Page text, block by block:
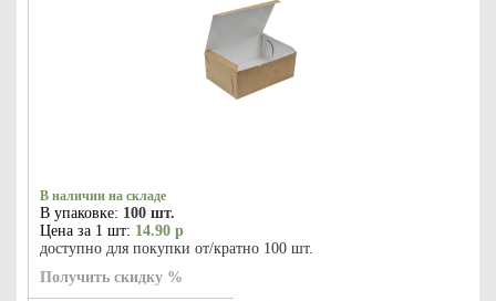
В наличии на складе
В упаковке: 100 шт.
Цена за 1 шт: 14.90 р
доступно для покупки от/кратно 100 шт.
Получить скидку %